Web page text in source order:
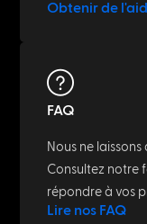
Obtenir de
FAQ
Nous ne
Consultez notre
répondre à vos
Lire nos FAQ